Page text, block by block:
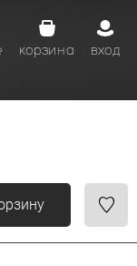
вход
корзина